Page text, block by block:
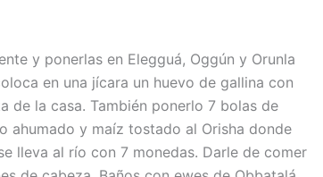
y ponerlas en Elegguá, Oggún y Orunla
en una jícara un huevo de gallina con
de la casa. También ponerlo 7 bolas de
ahumado y maíz tostado al Orisha donde
lleva al río con 7 monedas. Darle de comer